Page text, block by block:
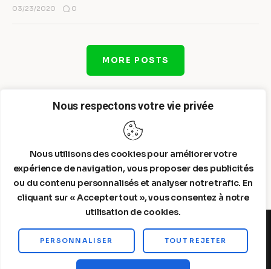
Nous respectons votre vie privée
Nous utilisons des cookies pour améliorer votre
expérience de navigation, vous proposer des publicités
ou du contenu personnalisés et analyser notre trafic. En
cliquant sur « Accepter tout », vous consentez à notre
utilisation de cookies.
PERSONNALISER TOUT REJETER
03/23/2020 0
MORE POSTS